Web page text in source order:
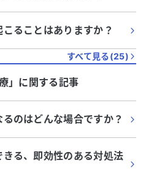
ることはありますか？
すべて見る(25)
」に関する記事
のはどんな場合ですか？
る、即効性のある対処法